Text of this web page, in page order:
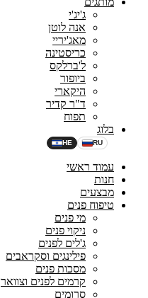
ג'יג'י
אנה לוטן
מאג'יריי
כריסטינה
ל'ברלקס
ביופור
היקארי
ד"ר קדיר
תפוח
בלוג
HE RU
עמוד ראשי
חנות
מבצעים
טיפוח פנים
מי פנים
ניקוי פנים
ג'לים לפנים
פילינגים וסקראבים
מסכות פנים
קרמים לפנים וצוואר
סרומים